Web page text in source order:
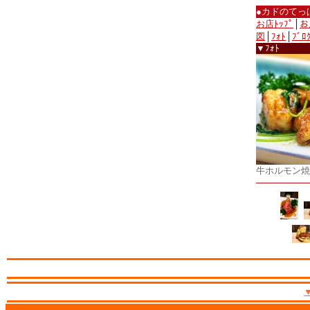
●カドのて
お店ﾄｯﾌﾟ
図
ﾌｫﾄ
ﾌﾞﾛ
▼ﾌｫﾄ
牛ホルモン焼